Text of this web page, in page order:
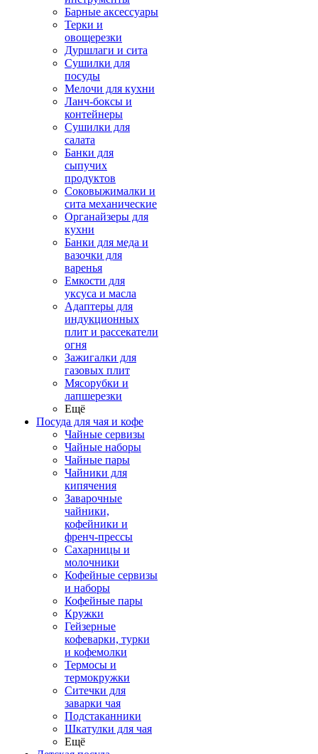
Барные аксессуары
Терки и
овощерезки
Дуршлаги и сита
Сушилки для
посуды
Мелочи для кухни
Ланч-боксы и
контейнеры
Сушилки для
салата
Банки для
сыпучих
продуктов
Соковыжималки и
сита механические
Органайзеры для
кухни
Банки для меда и
вазочки для
варенья
Емкости для
уксуса и масла
Адаптеры для
индукционных
плит и рассекатели
огня
Зажигалки для
газовых плит
Мясорубки и
лапшерезки
Ещё
Посуда для чая и кофе
Чайные сервизы
Чайные наборы
Чайные пары
Чайники для
кипячения
Заварочные
чайники,
кофейники и
френч-прессы
Сахарницы и
молочники
Кофейные сервизы
и наборы
Кофейные пары
Кружки
Гейзерные
кофеварки, турки
и кофемолки
Термосы и
термокружки
Ситечки для
заварки чая
Подстаканники
Шкатулки для чая
Ещё